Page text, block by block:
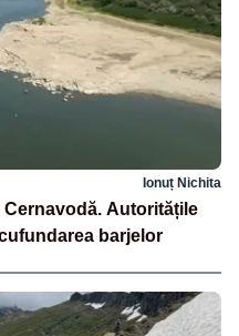
Ionuț Nichita
Autoritățile
barjelor